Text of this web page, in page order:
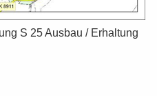
S 25 Aus­bau / Er­hal­tung